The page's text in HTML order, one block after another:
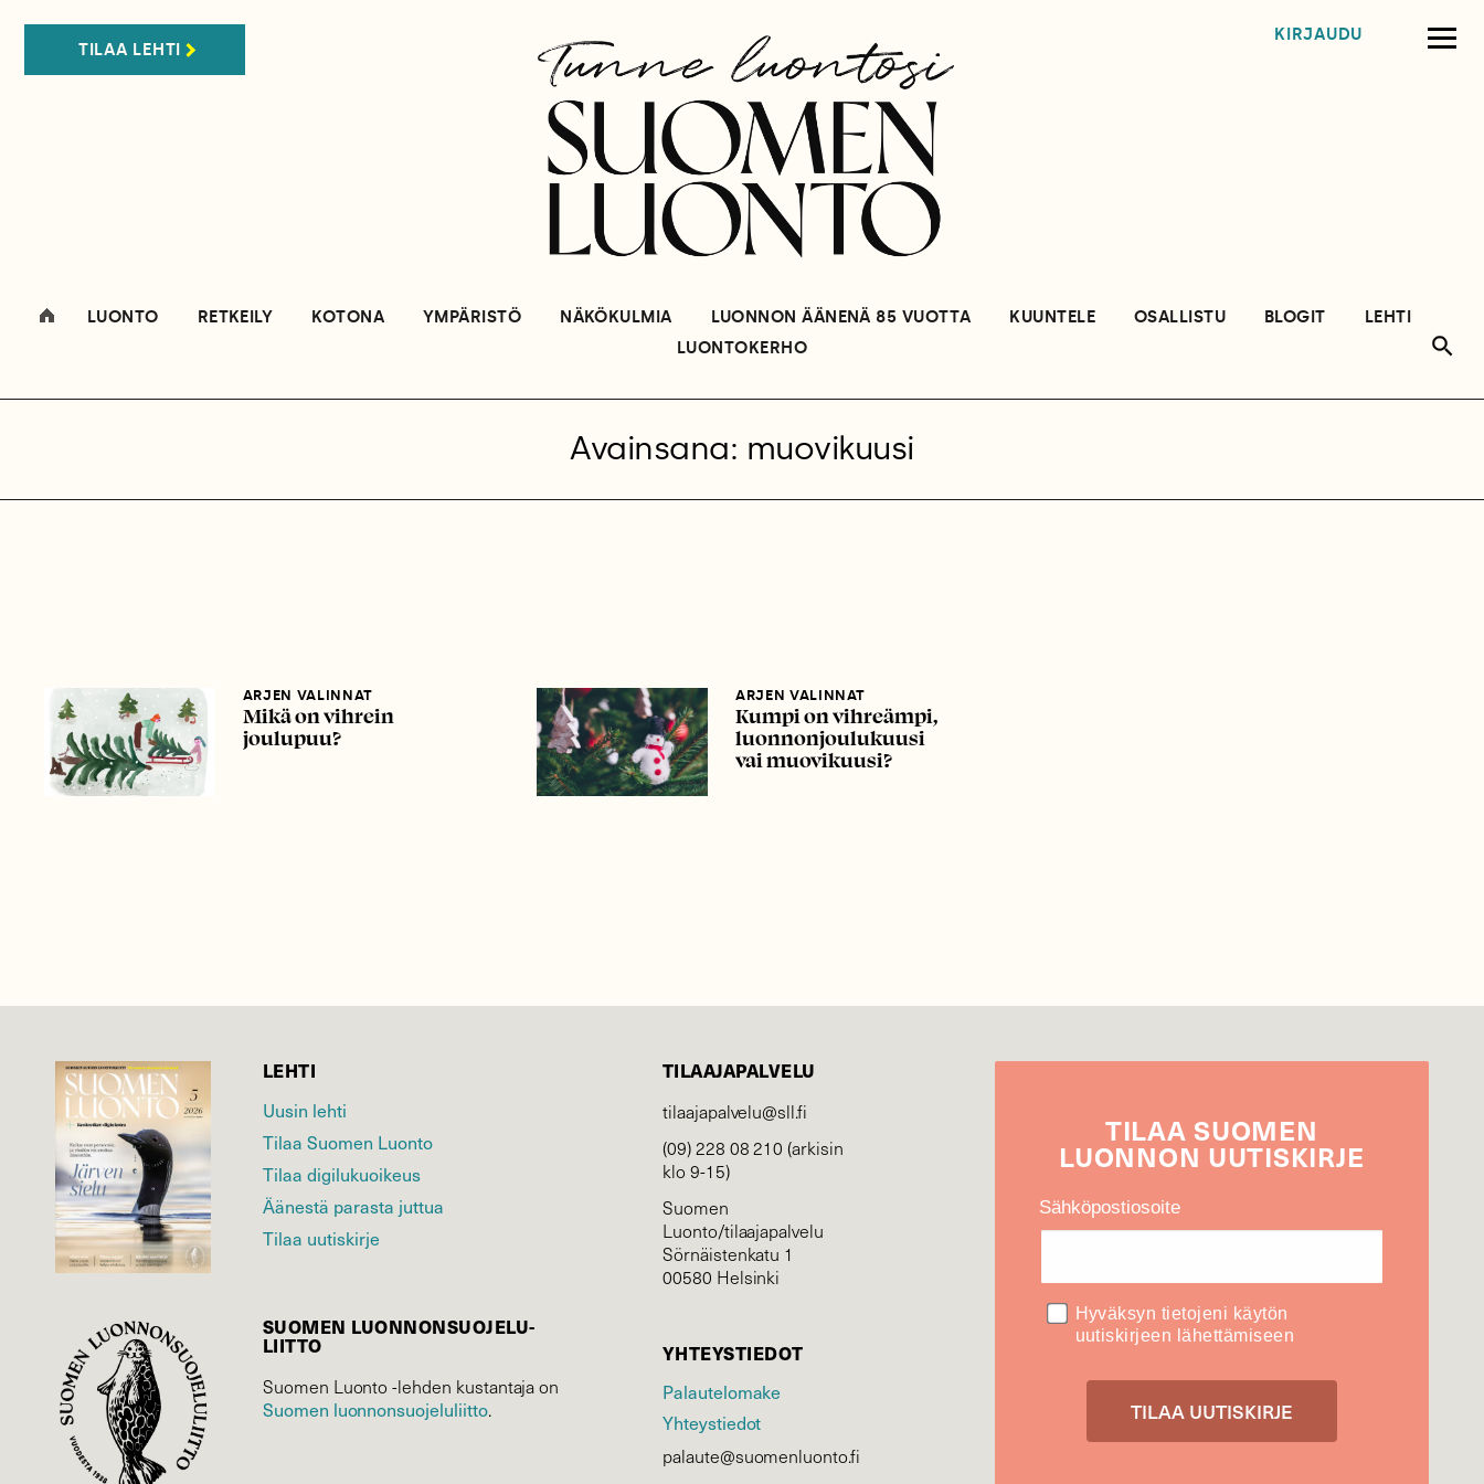
TILAA LEHTI
KIRJAUDU
LUONTO RETKEILY KOTONA YMPÄRISTÖ NÄKÖKULMIA LUONNON ÄÄNENÄ 85 VUOTTA KUUNTELE OSALLISTU BLOGIT
LEHTI
LUONTOKERHO
Avainsana: muovikuusi
ARJEN VALINNAT
Mikä on vihrein
joulupuu?
ARJEN VALINNAT
Kumpi on vihreämpi,
luonnonjoulukuusi
vai muovikuusi?
LEHTI
Uusin lehti
Tilaa Suomen Luonto
Tilaa digilukuoikeus
Äänestä parasta juttua
Tilaa uutiskirje
SUOMEN LUONNON­SUOJELU­
LIITTO
Suomen Luonto -lehden kustantaja on
Suomen luonnonsuojelu­liitto.
TILAAJAPALVELU
tilaajapalvelu@sll.fi
(09) 228 08 210 (arkisin
klo 9-15)
Suomen
Luonto/tilaajapalvelu
Sörnäistenkatu 1
00580 Helsinki
YHTEYSTIEDOT
Palautelomake
Yhteystiedot
palaute@suomenluonto.fi
TILAASUOMEN
LUONNON UUTIS­KIRJE
Sähköpostiosoite
Hyväksyn tietojeni käytön
uutiskirjeen lähettämiseen